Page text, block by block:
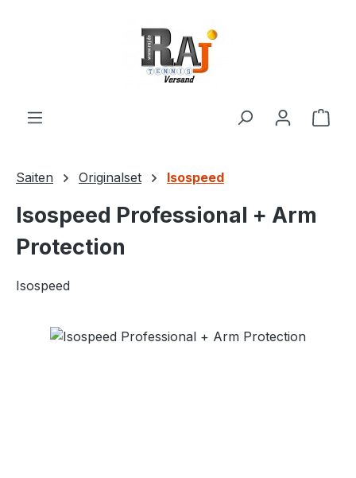
Saiten Originalset Isospeed
Isospeed Professional + Arm
Protection
Isospeed
Bildergalerie überspringen